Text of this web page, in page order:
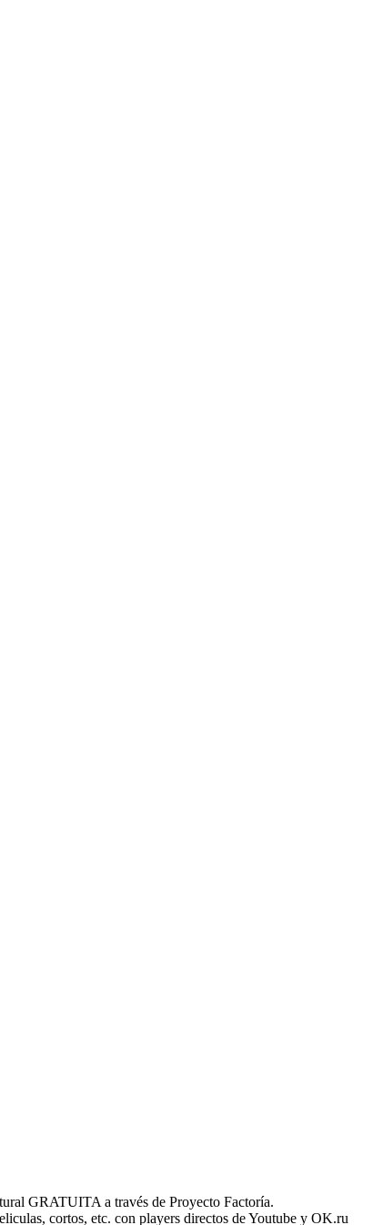
GRATUITA a través de Proyecto Factoría.
cortos, etc. con players directos de Youtube y OK.ru